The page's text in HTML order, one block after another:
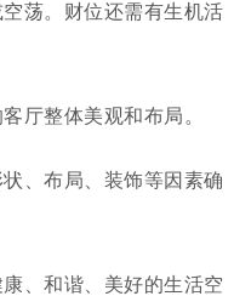
荡。财位还需有生机活
厅整体美观和布局。
、布局、装饰等因素确
、和谐、美好的生活空